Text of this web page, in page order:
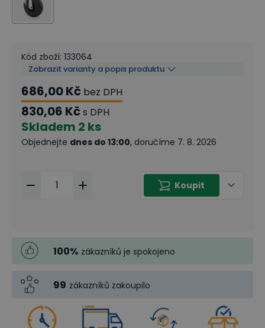
Kód zboží: 133064
Zobrazit varianty a popis produktu
686,00 Kč bez DPH
830,06 Kčs DPH
Skladem 2 ks
Objednejte dnes do 13:00, doručíme 7. 8. 2026
Koupit
100% zákazníků je spokojeno
99 zákazníků zakoupilo